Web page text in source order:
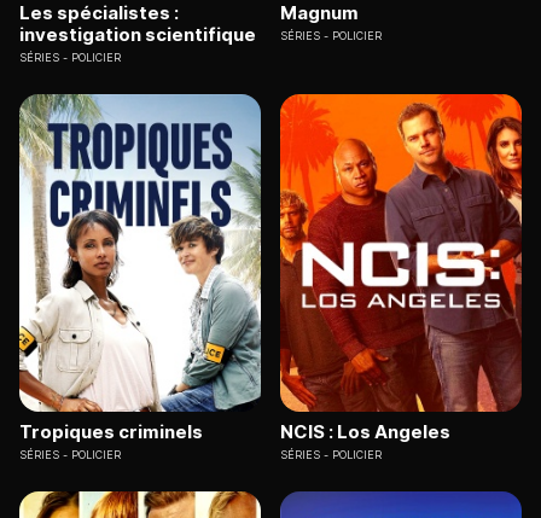
Les spécialistes :
investigation scientifique
SÉRIES POLICIER
Magnum
SÉRIES POLICIER
Tropiques criminels
SÉRIES POLICIER
NCIS : Los Angeles
SÉRIES POLICIER